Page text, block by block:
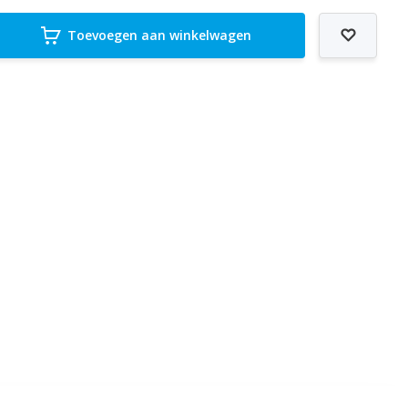
Toevoegen aan winkelwagen